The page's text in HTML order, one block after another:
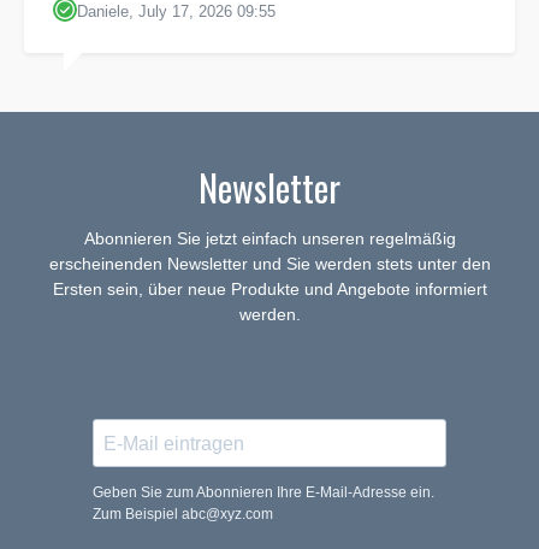
Daniele, July 17, 2026 09:55
Newsletter
Abonnieren Sie jetzt einfach unseren regelmäßig
erscheinenden Newsletter und Sie werden stets unter den
Ersten sein, über neue Produkte und Angebote informiert
werden.
Geben Sie zum Abonnieren Ihre E-Mail-Adresse ein.
Zum Beispiel abc@xyz.com